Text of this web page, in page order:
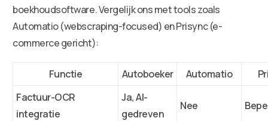
boekhoudsoftware. Vergelijk ons met tools zoals
Automatio (webscraping-focused) en Prisync (e-
commerce gericht):
Functie Autoboeker Automatio
Factuur-OCR
integratie
Ja, AI-
gedreven
Nee